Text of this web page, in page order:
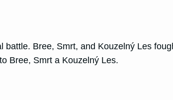
Bree, Smrt, and Kouzelný Les
Bree, Smrt a Kouzelný Les.